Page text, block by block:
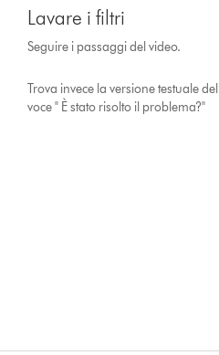
Lavare i filtri
Seguire i passaggi del video.
Trova invece la versione testuale
voce " È stato risolto il problema?"